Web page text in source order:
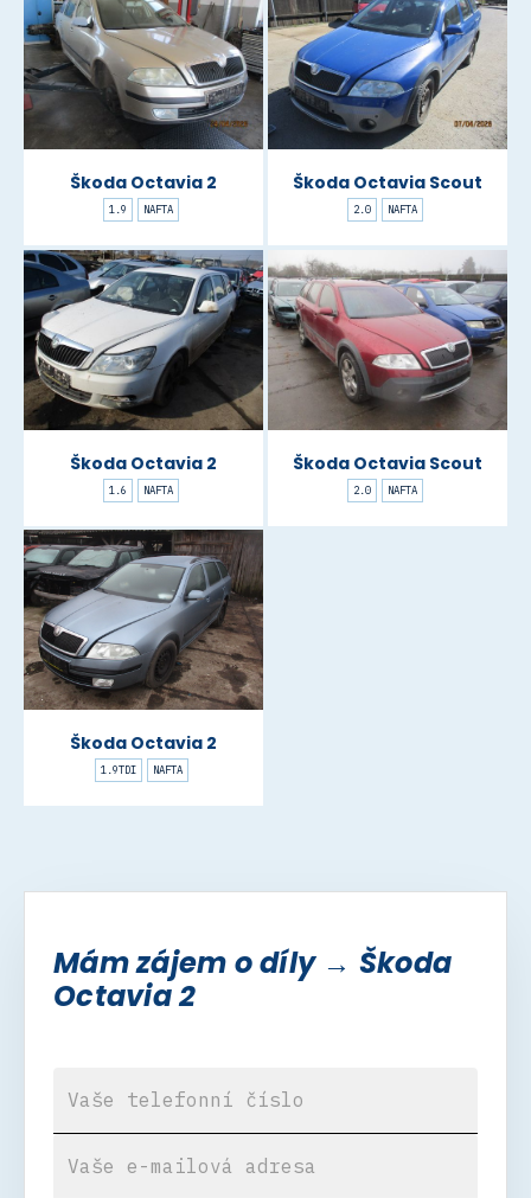
Škoda Octavia 2
1.9 NAFTA
Škoda Octavia Scout
2.0 NAFTA
Škoda Octavia 2
1.6 NAFTA
Škoda Octavia Scout
2.0 NAFTA
Škoda Octavia 2
1.9TDI NAFTA
Mám zájem o díly → Škoda
Octavia 2